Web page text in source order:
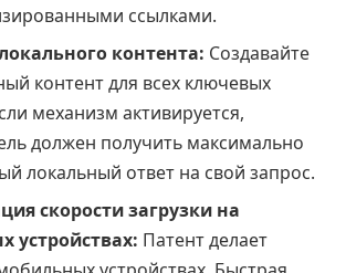
ссылками.
контента: Создавайте
контент для всех ключевых
механизм активируется,
должен получить максимально
локальный ответ на свой запрос.
скорости загрузки на
устройствах: Патент делает